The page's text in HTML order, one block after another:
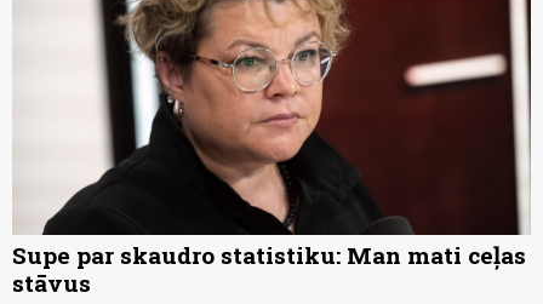
Supe par skaudro statistiku: Man mati ceļas
stāvus